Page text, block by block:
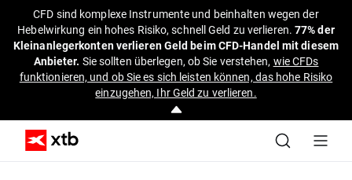
CFD sind komplexe Instrumente und beinhalten wegen der
Hebelwirkung ein hohes Risiko, schnell Geld zu verlieren.77% der
Kleinanlegerkonten verlieren Geld beim CFD-Handel mit diesem
Anbieter. Sie sollten überlegen, ob Sie verstehen, wie CFDs
funktionieren, und ob Sie es sich leisten können, das hohe Risiko
einzugehen, Ihr Geld zu verlieren.